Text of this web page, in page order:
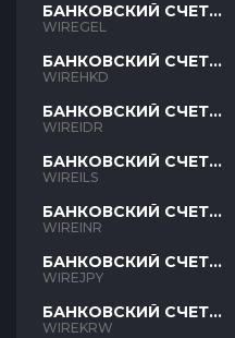
БАНКОВСКИЙ СЧЕТ
GEL
WIREGEL
БАНКОВСКИЙ СЧЕТ
HKD
WIREHKD
БАНКОВСКИЙ СЧЕТ
IDR
WIREIDR
БАНКОВСКИЙ СЧЕТ
ILS
WIREILS
БАНКОВСКИЙ СЧЕТ
INR
WIREINR
БАНКОВСКИЙ СЧЕТ
JPY
WIREJPY
БАНКОВСКИЙ СЧЕТ
KRW
WIREKRW